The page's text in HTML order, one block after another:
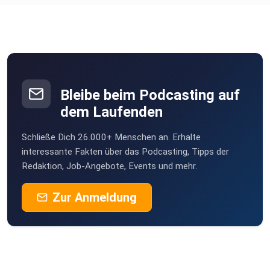
Bleibe beim Podcasting auf
dem Laufenden
Schließe Dich 26.000+ Menschen an. Erhalte
interessante Fakten über das Podcasting, Tipps der
Redaktion, Job-Angebote, Events und mehr.
Zur Anmeldung